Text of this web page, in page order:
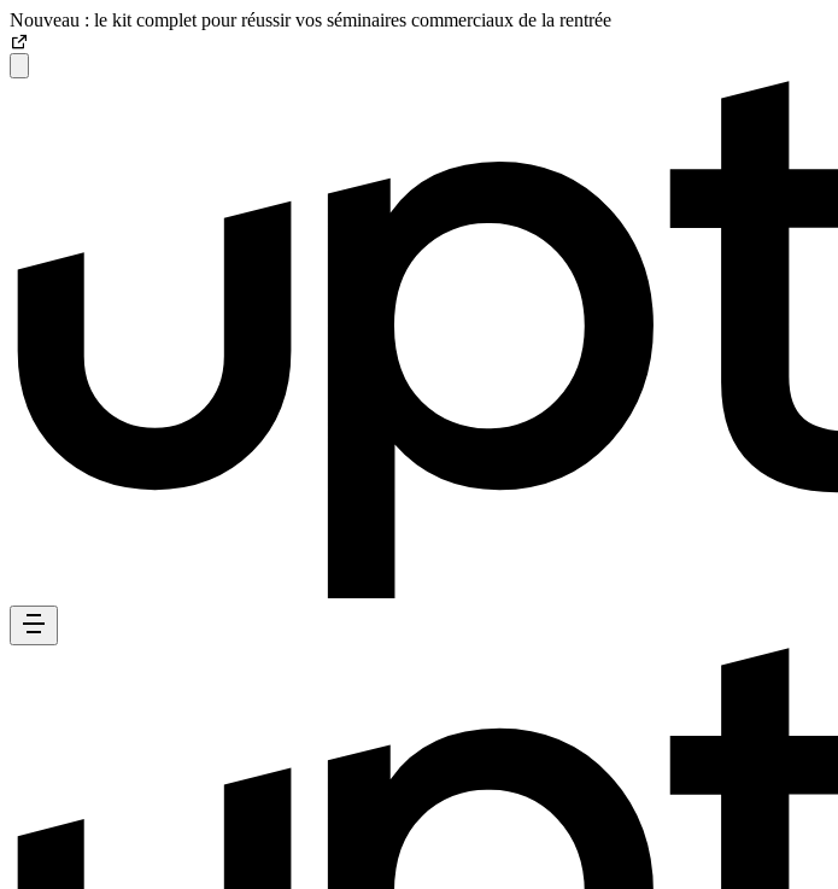
Nouveau : le kit complet pour réussir vos séminaires commerciaux de la rentrée